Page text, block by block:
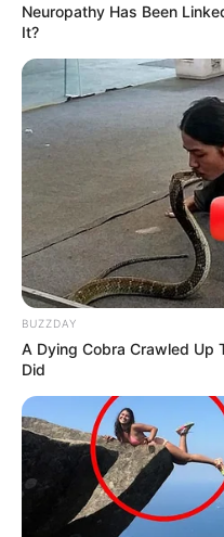
Neuropathy Has Been
It?
BUZZDAY
A Dying Cobra Crawled Up
Did